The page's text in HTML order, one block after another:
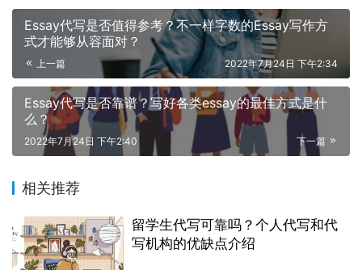
Essay代写是否值得参考？不一样字数的Essay写作方
式才能够从容面对？
上一篇 2022年7月24日 下午2:34
Essay代写是否靠谱？写好各类essay的最佳方式是什
么？
下一篇
2022年7月24日 下午2:40
相关推荐
留学生代写可靠吗？个人代写和代
写机构的优缺点介绍